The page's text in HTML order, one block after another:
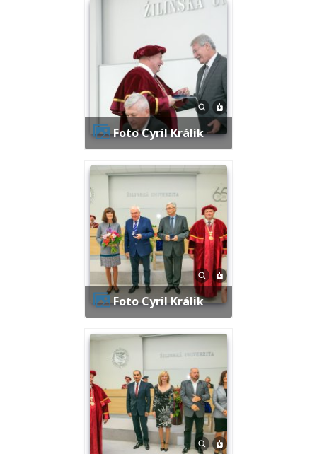
Foto Cyril Králik
Foto Cyril Králik